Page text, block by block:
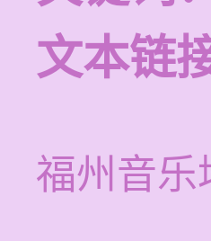
文本链
福州音乐